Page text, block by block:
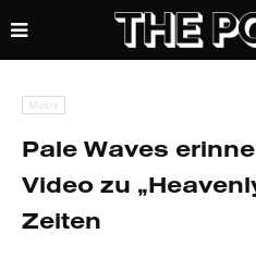
Musik
Pale Waves
Video zu
Zeiten